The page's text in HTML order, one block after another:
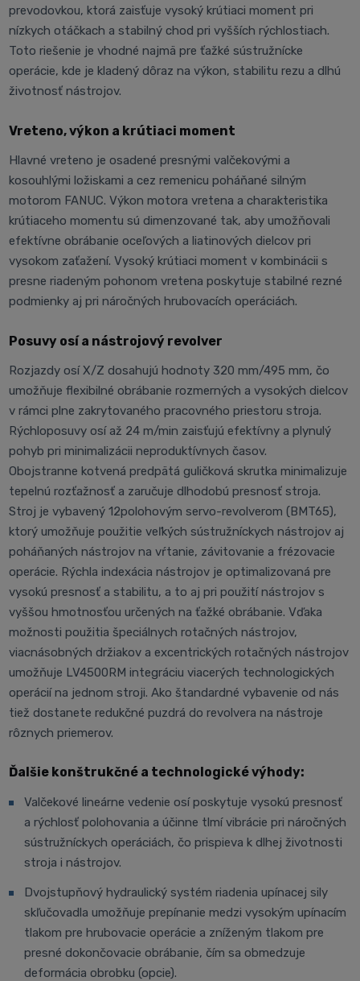
prevodovkou, ktorá zaisťuje vysoký krútiaci moment pri
nízkych otáčkach a stabilný chod pri vyšších rýchlostiach.
Toto riešenie je vhodné najmä pre ťažké sústružnícke
operácie, kde je kladený dôraz na výkon, stabilitu rezu a dlhú
životnosť nástrojov.
Vreteno, výkon a krútiaci moment
Hlavné vreteno je osadené presnými valčekovými a
kosouhlými ložiskami a cez remenicu poháňané silným
motorom FANUC. Výkon motora vretena a charakteristika
krútiaceho momentu sú dimenzované tak, aby umožňovali
efektívne obrábanie oceľových a liatinových dielcov pri
vysokom zaťažení. Vysoký krútiaci moment v kombinácii s
presne riadeným pohonom vretena poskytuje stabilné rezné
podmienky aj pri náročných hrubovacích operáciách.
Posuvy osí a nástrojový revolver
Rozjazdy osí X/Z dosahujú hodnoty 320 mm/495 mm, čo
umožňuje flexibilné obrábanie rozmerných a vysokých dielcov
v rámci plne zakrytovaného pracovného priestoru stroja.
Rýchloposuvy osí až 24 m/min zaisťujú efektívny a plynulý
pohyb pri minimalizácii neproduktívnych časov.
Obojstranne kotvená predpätá guličková skrutka minimalizuje
tepelnú rozťažnosť a zaručuje dlhodobú presnosť stroja.
Stroj je vybavený 12polohovým servo-revolverom (BMT65),
ktorý umožňuje použitie veľkých sústružníckych nástrojov aj
poháňaných nástrojov na vŕtanie, závitovanie a frézovacie
operácie. Rýchla indexácia nástrojov je optimalizovaná pre
vysokú presnosť a stabilitu, a to aj pri použití nástrojov s
vyššou hmotnosťou určených na ťažké obrábanie. Vďaka
možnosti použitia špeciálnych rotačných nástrojov,
viacnásobných držiakov a excentrických rotačných nástrojov
umožňuje LV4500RM integráciu viacerých technologických
operácií na jednom stroji. Ako štandardné vybavenie od nás
tiež dostanete redukčné puzdrá do revolvera na nástroje
rôznych priemerov.
Ďalšie konštrukčné a technologické výhody:
Valčekové lineárne vedenie osí poskytuje vysokú presnosť
a rýchlosť polohovania a účinne tlmí vibrácie pri náročných
sústružníckych operáciách, čo prispieva k dlhej životnosti
stroja i nástrojov.
Dvojstupňový hydraulický systém riadenia upínacej sily
skľučovadla umožňuje prepínanie medzi vysokým upínacím
tlakom pre hrubovacie operácie a zníženým tlakom pre
presné dokončovacie obrábanie, čím sa obmedzuje
deformácia obrobku (opcie).